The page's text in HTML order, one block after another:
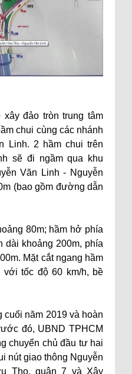
đảo tròn trung tâm
chui cùng các nhánh
Linh. 2 hầm chui trên
sẽ đi ngầm qua khu
Văn Linh - Nguyễn
(bao gồm đường dẫn
80m; hầm hở phía
dài khoảng 200m, phía
Mặt cắt ngang hầm
tốc độ 60 km/h, bề
năm 2019 và hoàn
đó, UBND TPHCM
chuyển chủ đầu tư hai
nút giao thông Nguyễn
Thọ, quận 7 và Xây